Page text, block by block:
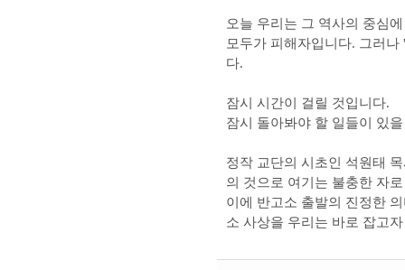
오늘 우리는 그 역사의 중심
모두가 피해자입니다. 그러
다.
잠시 시간이 걸릴 것입니다.
잠시 돌아봐야 할 일들이 있
정작 교단의 시초인 석원태
의 것으로 여기는 불충한 자
이에 반고소 출발의 진정한
소 사상을 우리는 바로 잡고